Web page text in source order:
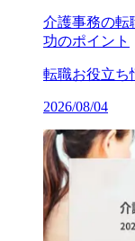
介護事務の転
功のポイント
転職お役立ち
2026/08/04